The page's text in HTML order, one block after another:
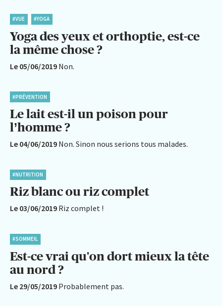
#VUE #YOGA
Yoga des yeux et orthoptie, est-ce
la même chose ?
Le 05/06/2019 Non.
#PRÉVENTION
Le lait est-il un poison pour
l’homme ?
Le 04/06/2019 Non. Sinon nous serions tous malades.
#NUTRITION
Riz blanc ou riz complet
Le 03/06/2019 Riz complet !
#SOMMEIL
Est-ce vrai qu'on dort mieux la tête
au nord ?
Le 29/05/2019 Probablement pas.